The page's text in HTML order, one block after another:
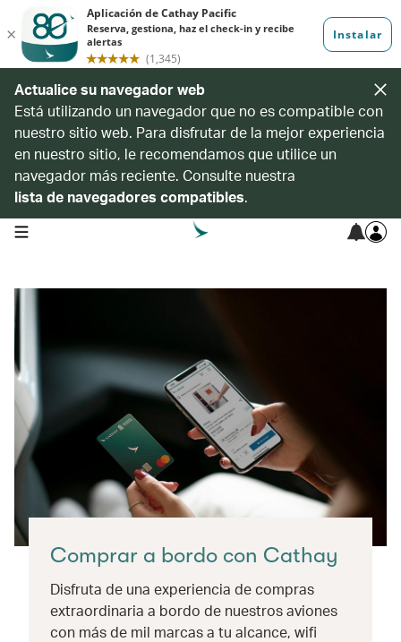
Actualice su navegador web
Está utilizando un navegador que no es compatible con
nuestro sitio web. Para disfrutar de la mejor experiencia
en nuestro sitio, le recomendamos que utilice un
navegador más reciente. Consulte nuestra
lista de navegadores compatibles.
open navigation menu
Comprar a bordo con Cathay
Disfruta de una experiencia de compras
extraordinaria a bordo de nuestros aviones
con más de mil marcas a tu alcance, wifi